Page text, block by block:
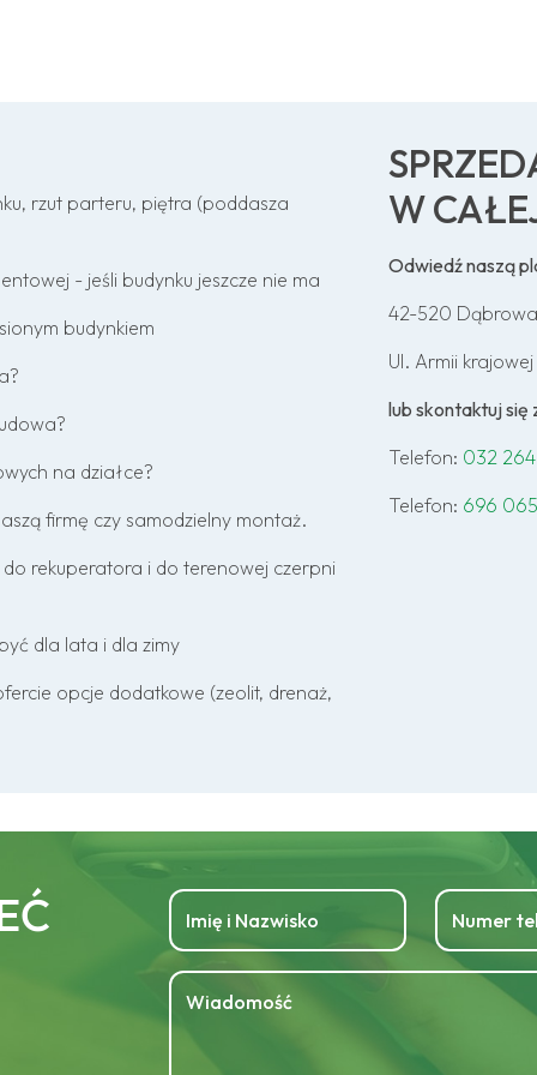
rzut parteru, piętra (poddasza
- jeśli budynku jeszcze nie ma
budynkiem
na działce?
firmę czy samodzielny montaż.
rekuperatora i do terenowej czerpni
dla lata i dla zimy
opcje dodatkowe (zeolit, drenaż,
W
Odwiedź naszą
42-520
Ul. Armii krajowej
lub skontaktuj się
Telefon: 032
Telefon: 696